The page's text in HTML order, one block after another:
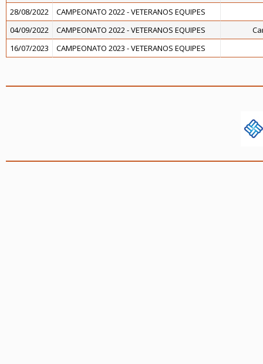
28/08/2022 CAMPEONATO 2022 - VETERANOS EQUIPES
04/09/2022
CAMPEONATO 2022 - VETERANOS EQUIPES
16/07/2023
CAMPEONATO 2023 - VETERANOS EQUIPES